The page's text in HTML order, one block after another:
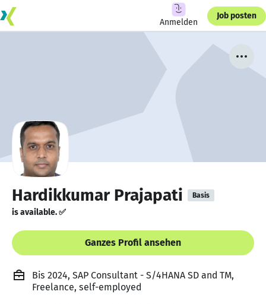
Anmelden
Job posten
Hardikkumar Prajapati Basis
is available. ✅
Ganzes Profil ansehen
Bis 2024, SAP Consultant - S/4HANA SD and TM,
Freelance, self-employed